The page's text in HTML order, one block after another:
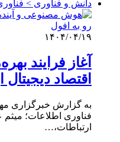
دانش و فناوری >
۱۴۰۴/۰۴/۱۹
آغاز فرایند
اقتصاد
به گزارش خبرگزاری
فناوری اطلاعات؛ میثم
ارتباطات،…